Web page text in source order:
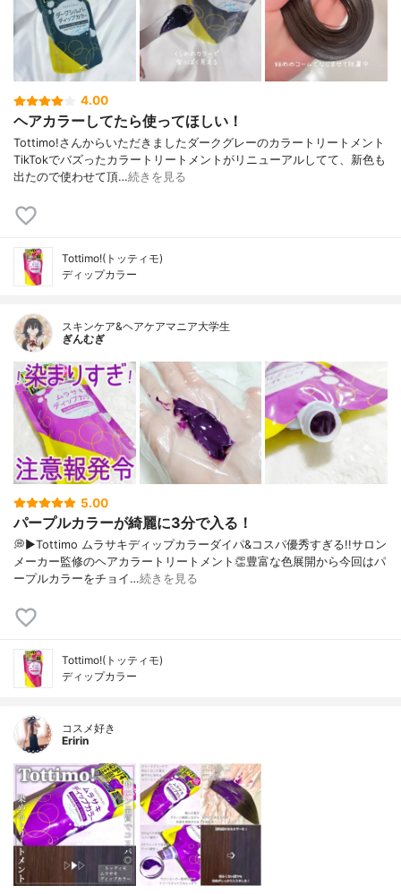
4.00
ヘアカラーしてたら使ってほしい！
Tottimo!さんからいただきましたダークグレーのカラートリートメント
TikTokでバズったカラートリートメントがリニューアルしてて、新色も
出たので使わせて頂…続きを見る
Tottimo!(トッティモ)
ディップカラー
スキンケア&ヘアケアマニア大学生
ぎんむぎ
5.00
パープルカラーが綺麗に3分で入る！
💭▶Tottimo ムラサキディップカラーダイパ&コスパ優秀すぎる!!サロン
メーカー監修のヘアカラートリートメント👏豊富な色展開から今回はパ
ープルカラーをチョイ…続きを見る
Tottimo!(トッティモ)
ディップカラー
コスメ好き
Eririn